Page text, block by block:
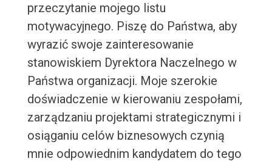
przeczytanie mojego listu
motywacyjnego. Piszę do Państwa, aby
wyrazić swoje zainteresowanie
stanowiskiem Dyrektora Naczelnego w
Państwa organizacji. Moje szerokie
doświadczenie w kierowaniu zespołami,
zarządzaniu projektami strategicznymi i
osiąganiu celów biznesowych czynią
mnie odpowiednim kandydatem do tego